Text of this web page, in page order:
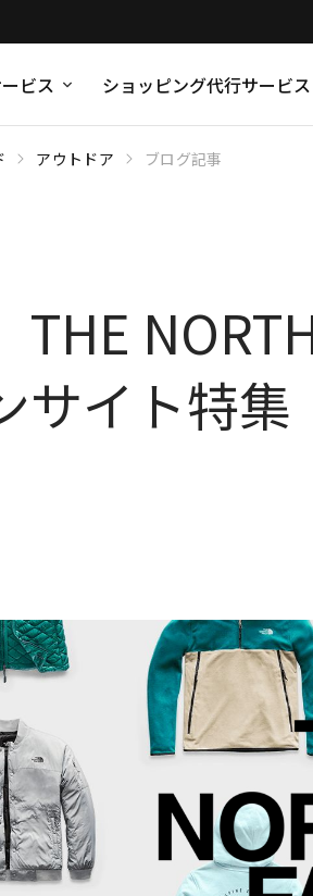
ビス ショッピング代行サービス
アウトドア ブログ記事
THE
サイト特